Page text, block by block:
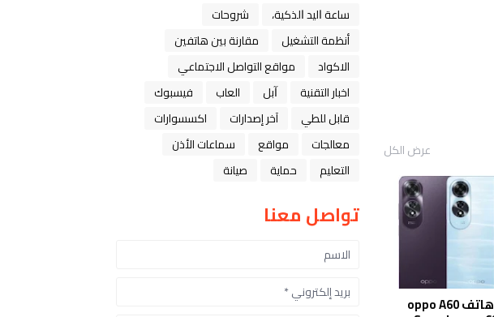
عرض الكل
أوبو تعلن عن هاتف oppo A60
ﺳﺎﻋﺔ ﺍﻟﻴﺪ ﺍﻟﺬﻛﻴﺔ،
شروحات
أنظمة التشغيل
مقارنة بين هاتفين
الاكواد
مواقع التواصل الاجتماعي
اخبار التقنية
ﺁﺑﻞ العاب
فيسبوك
قابل للطي
آخر إصدارات
اكسسوارات
معالجات
مواقع
سماعات الأذن
التعليم
حماية صيانة
تواصل معنا